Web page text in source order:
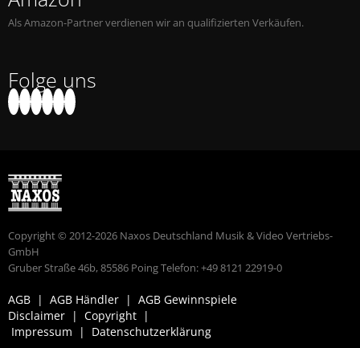
Als Amazon-Partner verdienen wir an qualifizierten Verkäufen.
Folge uns
Copyright © 2012-2026 Naxos Deutschland Musik & Video Vertriebs-
GmbH
Gruber Straße 46b, 85586 Poing Telefon: +49 8121 22919-0
AGB | AGB Händler | AGB Gewinnspiele
Disclaimer | Copyright |
Impressum
| Datenschutzerklärung